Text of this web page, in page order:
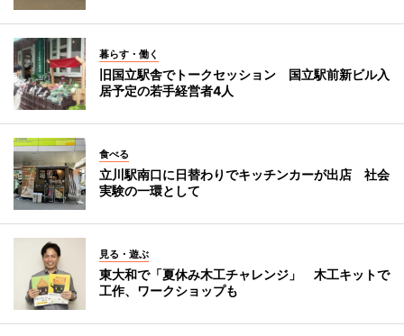
暮らす・働く
旧国立駅舎でトークセッション 国立駅前新ビル入
居予定の若手経営者4人
食べる
立川駅南口に日替わりでキッチンカーが出店 社会
実験の一環として
見る・遊ぶ
東大和で「夏休み木工チャレンジ」 木工キットで
工作、ワークショップも